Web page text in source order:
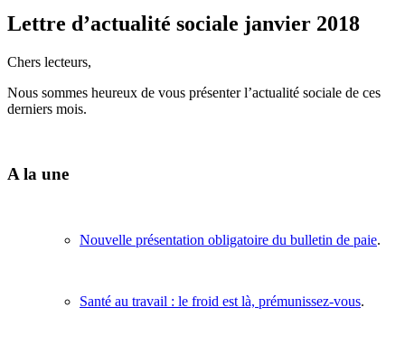
Lettre d’actualité sociale janvier 2018
Chers lecteurs,
Nous sommes heureux de vous présenter l’actualité sociale de ces
derniers mois.
A la une
Nouvelle présentation obligatoire du bulletin de paie.
Santé au travail : le froid est là, prémunissez-vous.